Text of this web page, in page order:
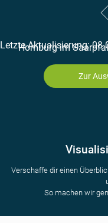
Letzte Aktualisierung:
Homburg im
Zur
Verschaffe dir einen
So machen wir